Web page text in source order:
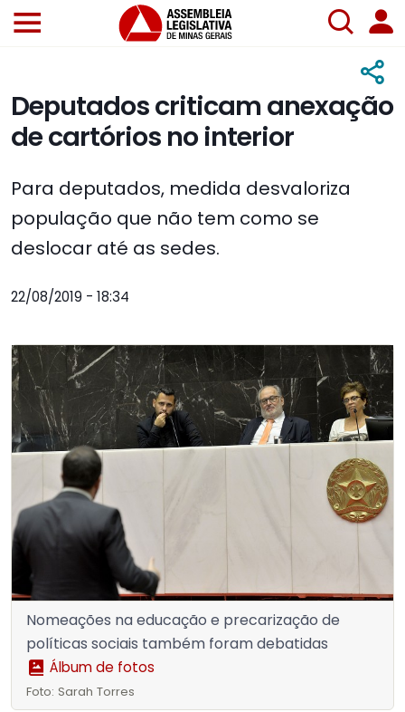
Deputados criticam anexação
de cartórios no interior
Para deputados, medida desvaloriza
população que não tem como se
deslocar até as sedes.
22/08/2019 - 18:34
Nomeações na educação e precarização de
políticas sociais também foram debatidas
Álbum de fotos
Foto: Sarah Torres